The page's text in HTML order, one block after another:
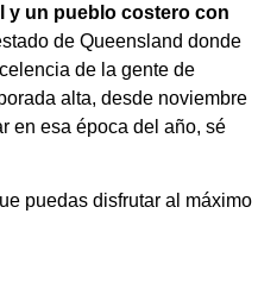
y un pueblo costero con
de Queensland donde
de la gente de
alta, desde noviembre
en esa época del año, sé
puedas disfrutar al máximo